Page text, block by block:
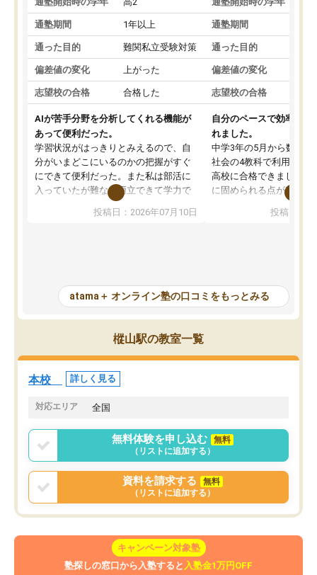
通塾期間 1年以上
通った目的 難関私立受験対策
偏差値の変化 上がった
志望校の合格 合格した
AIが苦手分野を分析してくれる機能が
あって便利だった。
学習状況がはっきりとみえるので、自
分がいまどこにいるのかの把握がすぐ
にできて便利だった。また私は部活に
入っていたが難なく両立できて学力で
も部活でも結果を残すことができてよ
かった。また問題演習の際に、自分が
が、自分で自分の管理ができない人に
とっては難しい部分もあるのではない
かと思った。
投稿日：2026年07月10日
通塾期間
通った目的
偏差値の変化
志望校の合格
自分のペースで効率よく
れました。
中学3年の5月から数学・
社会の4教科で利用し、
高校に合格できました。
に固められる点が魅力で
項目のおかげで、手軽
元数が可視化されるので
しながら意欲的に取り組
常に効果を実感している
すめできる塾です。
投稿日：
atama＋ オンライン塾の口コミをもっとみる
樅山駅の教室一覧
本校 詳しく見る
対応エリア 全国
無料体験を申し込む
無料
（リストに追加する）
資料を請求する
無料
（リストに追加する）
キャンペーン対象塾
塾探しの窓口から入塾すると 入塾金1万円OFF